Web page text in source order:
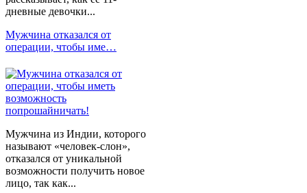
дневные девочки...
Мужчина отказался от
операции, чтобы име…
Мужчина из Индии, которого
называют «человек-слон»,
отказался от уникальной
возможности получить новое
лицо, так как...